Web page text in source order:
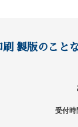
製版のこと
受付時